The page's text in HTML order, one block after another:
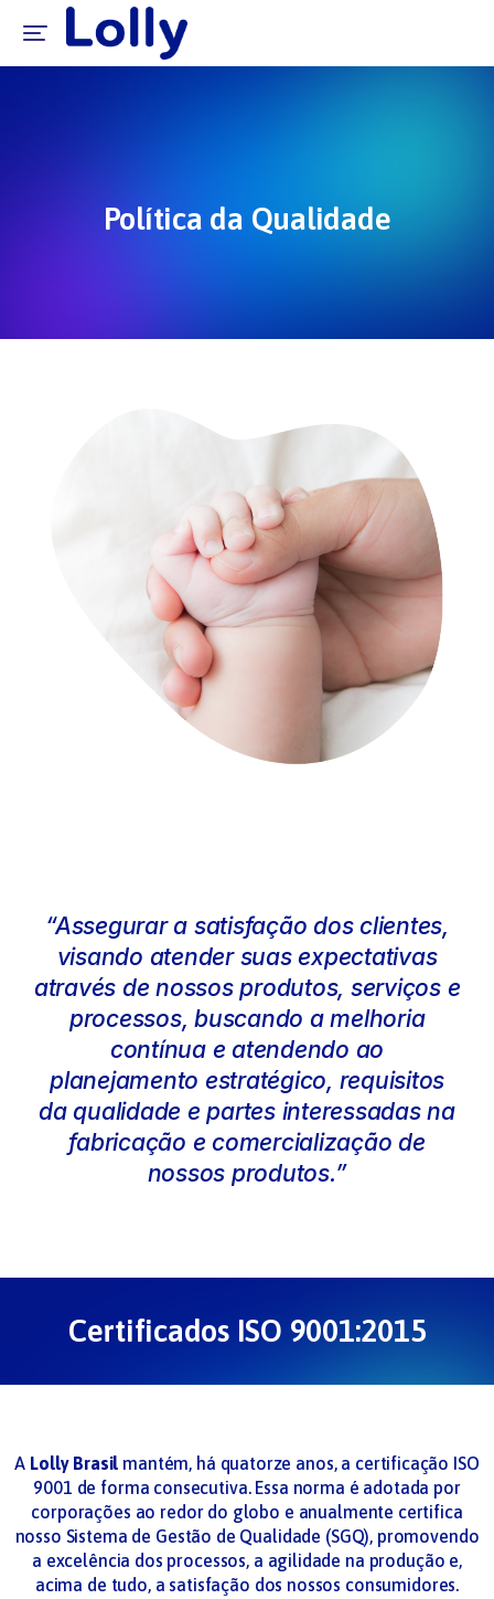
Política da Qualidade
“Assegurar a satisfação dos clientes,
visando atender suas expectativas
através de nossos produtos, serviços e
processos, buscando a melhoria
contínua e atendendo ao
planejamento estratégico, requisitos
da qualidade e partes interessadas na
fabricação e comercialização de
nossos produtos.”
Certificados ISO 9001:2015
A Lolly Brasil mantém, há quatorze anos, a certificação ISO
9001 de forma consecutiva. Essa norma é adotada por
corporações ao redor do globo e anualmente certifica
nosso Sistema de Gestão de Qualidade (SGQ), promovendo
a excelência dos processos, a agilidade na produção e,
acima de tudo, a satisfação dos nossos consumidores.